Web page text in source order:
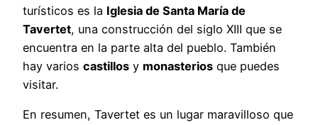
turísticos es la Iglesia de Santa María de
Tavertet, una construcción del siglo XIII que se
encuentra en la parte alta del pueblo. También
hay varios castillos y monasterios que puedes
visitar.
En resumen, Tavertet es un lugar maravilloso que